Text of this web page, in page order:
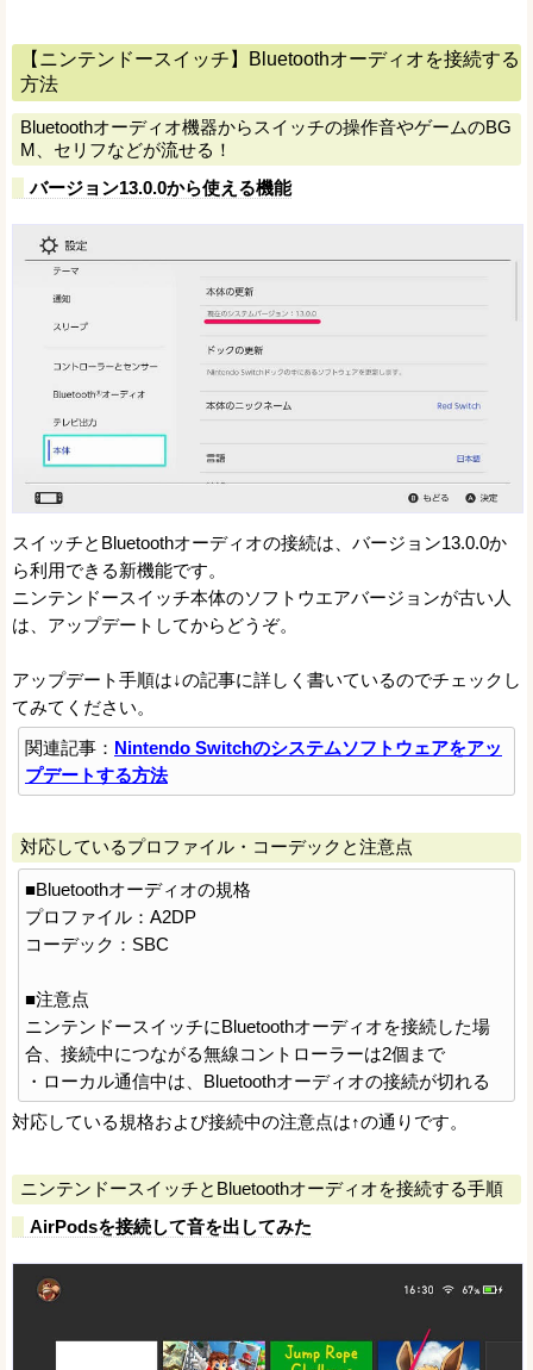
【ニンテンドースイッチ】Bluetoothオーディオを接続する
方法
Bluetoothオーディオ機器からスイッチの操作音やゲームのBG
M、セリフなどが流せる！
バージョン13.0.0から使える機能
スイッチとBluetoothオーディオの接続は、バージョン13.0.0か
ら利用できる新機能です。
ニンテンドースイッチ本体のソフトウエアバージョンが古い人
は、アップデートしてからどうぞ。
アップデート手順は↓の記事に詳しく書いているのでチェックし
てみてください。
関連記事： Nintendo Switchのシステムソフトウェアをアッ
プデートする方法
対応しているプロファイル・コーデックと注意点
■Bluetoothオーディオの規格
プロファイル：A2DP
コーデック：SBC
■注意点
ニンテンドースイッチにBluetoothオーディオを接続した場
合、接続中につながる無線コントローラーは2個まで
・ローカル通信中は、Bluetoothオーディオの接続が切れる
対応している規格および接続中の注意点は↑の通りです。
ニンテンドースイッチとBluetoothオーディオを接続する手順
AirPodsを接続して音を出してみた